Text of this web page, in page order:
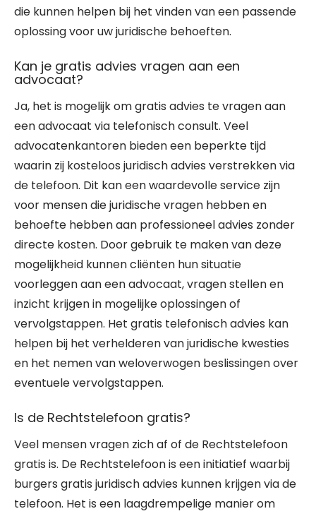
die kunnen helpen bij het vinden van een passende
oplossing voor uw juridische behoeften.
Kan je gratis advies vragen aan een
advocaat?
Ja, het is mogelijk om gratis advies te vragen aan
een advocaat via telefonisch consult. Veel
advocatenkantoren bieden een beperkte tijd
waarin zij kosteloos juridisch advies verstrekken via
de telefoon. Dit kan een waardevolle service zijn
voor mensen die juridische vragen hebben en
behoefte hebben aan professioneel advies zonder
directe kosten. Door gebruik te maken van deze
mogelijkheid kunnen cliënten hun situatie
voorleggen aan een advocaat, vragen stellen en
inzicht krijgen in mogelijke oplossingen of
vervolgstappen. Het gratis telefonisch advies kan
helpen bij het verhelderen van juridische kwesties
en het nemen van weloverwogen beslissingen over
eventuele vervolgstappen.
Is de Rechtstelefoon gratis?
Veel mensen vragen zich af of de Rechtstelefoon
gratis is. De Rechtstelefoon is een initiatief waarbij
burgers gratis juridisch advies kunnen krijgen via de
telefoon. Het is een laagdrempelige manier om